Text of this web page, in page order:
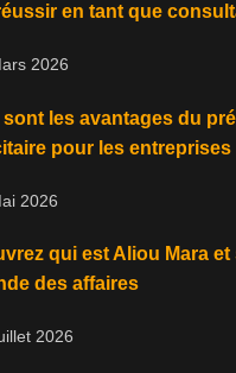
en tant que
2026
sont les avantages du
pour les entreprises
2026
qui est Aliou Mara
des affaires
2026